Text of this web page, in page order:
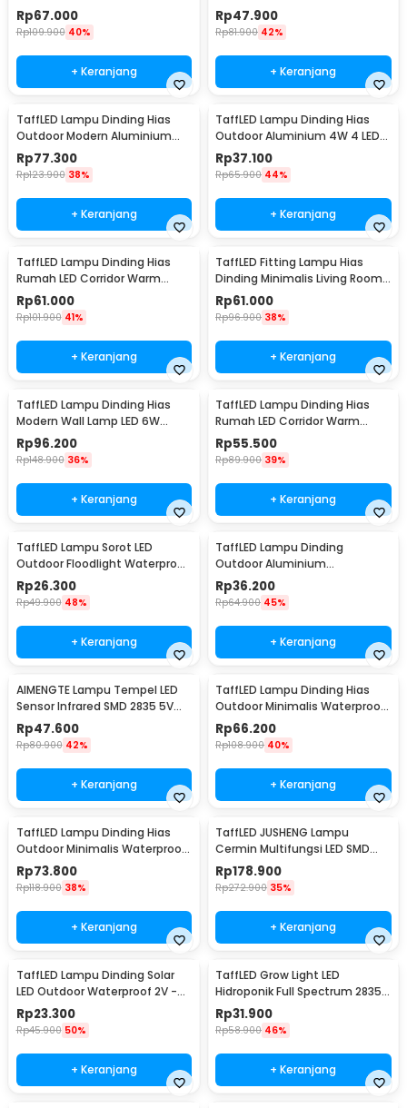
2.2W - Y-975
Rp67.000
Rp109.900 40%
+ Keranjang
Lumens 1W 3 PCS - YJ-904
Rp47.900
Rp81.900 42%
+ Keranjang
TaffLED Lampu Dinding Hias
Outdoor Modern Aluminium
6W Warm White - MSL022
Rp77.300
Rp123.900 38%
+ Keranjang
TaffLED Lampu Dinding Hias
Outdoor Aluminium 4W 4 LED
Warm White - B053
Rp37.100
Rp65.900 44%
+ Keranjang
TaffLED Lampu Dinding Hias
Rumah LED Corridor Warm
White 3000K 6W 29cm - F0011
Rp61.000
Rp101.900 41%
+ Keranjang
TaffLED Fitting Lampu Hias
Dinding Minimalis Living Room
Light E27 - F215
Rp61.000
Rp96.900 38%
+ Keranjang
TaffLED Lampu Dinding Hias
Modern Wall Lamp LED 6W
Warm White 85-265V -
WLA8286
Rp96.200
Rp148.900 36%
+ Keranjang
TaffLED Lampu Dinding Hias
Rumah LED Corridor Warm
White 3000K 6W 22cm - F0011
Rp55.500
Rp89.900 39%
+ Keranjang
TaffLED Lampu Sorot LED
Outdoor Floodlight Waterproof
Cool White 50W - A8
Rp26.300
Rp49.900 48%
+ Keranjang
TaffLED Lampu Dinding
Outdoor Aluminium
Waterproof LED 3W Warm
White - WD079
Rp36.200
Rp64.900 45%
+ Keranjang
AIMENGTE Lampu Tempel LED
Sensor Infrared SMD 2835 5V
50cm - D2835
Rp47.600
Rp80.900 42%
+ Keranjang
TaffLED Lampu Dinding Hias
Outdoor Minimalis Waterproof
Warm White 6W - NR-10
Rp66.200
Rp108.900 40%
+ Keranjang
TaffLED Lampu Dinding Hias
Outdoor Minimalis Waterproof
Warm White 12W - NR-10
Rp73.800
Rp118.900 38%
+ Keranjang
TaffLED JUSHENG Lampu
Cermin Multifungsi LED SMD
2835 Cool White 14W 62cm -
5960
Rp178.900
Rp272.900 35%
+ Keranjang
TaffLED Lampu Dinding Solar
LED Outdoor Waterproof 2V -
OO10
Rp23.300
Rp45.900 50%
+ Keranjang
TaffLED Grow Light LED
Hidroponik Full Spectrum 2835
SMD 220V 50W - RO22
Rp31.900
Rp58.900 46%
+ Keranjang